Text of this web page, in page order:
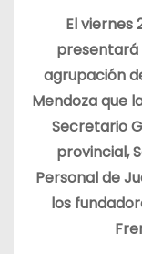
El viernes
presentará
agrupación
Mendoza que
Secretario
provincial,
Personal de
los